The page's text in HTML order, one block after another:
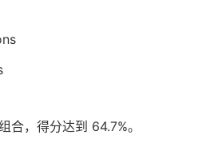
，得分达到 64.7%。